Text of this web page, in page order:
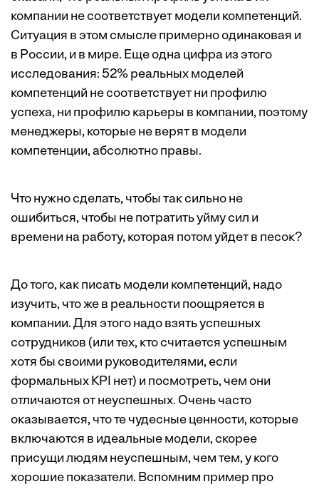
компании не соответствует модели компетенций.
Ситуация в этом смысле примерно одинаковая и
в России, и в мире. Еще одна цифра из этого
исследования: 52% реальных моделей
компетенций не соответствует ни профилю
успеха, ни профилю карьеры в компании, поэтому
менеджеры, которые не верят в модели
компетенции, абсолютно правы.
Что нужно сделать, чтобы так сильно не
ошибиться, чтобы не потратить уйму сил и
времени на работу, которая потом уйдет в песок?
До того, как писать модели компетенций, надо
изучить, что же в реальности поощряется в
компании. Для этого надо взять успешных
сотрудников (или тех, кто считается успешным
хотя бы своими руководителями, если
формальных KPI нет) и посмотреть, чем они
отличаются от неуспешных. Очень часто
оказывается, что те чудесные ценности, которые
включаются в идеальные модели, скорее
присущи людям неуспешным, чем тем, у кого
хорошие показатели. Вспомним пример про